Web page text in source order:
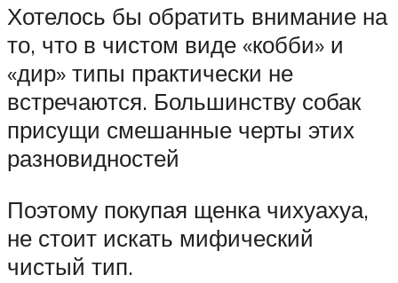
Хотелось бы обратить внимание на
то, что в чистом виде «кобби» и
«дир» типы практически не
встречаются. Большинству собак
присущи смешанные черты этих
разновидностей
Поэтому покупая щенка чихуахуа,
не стоит искать мифический
чистый тип.